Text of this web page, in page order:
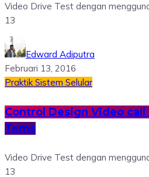
Video Drive Test dengan
13
Edward Adiputra
Februari 13, 2016
Praktik Sistem Selular
Control Design Video call
Tems
Video Drive Test dengan
13